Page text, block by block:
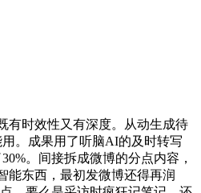
时效性又有深度。从动生成待
。成果用了听脑AI的及时转写
。间接拆成微博的分点内容，
能东西，最初发微博还得再润